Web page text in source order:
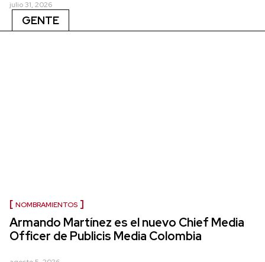
julio 31, 2026
GENTE
NOMBRAMIENTOS
Armando Martínez es el nuevo Chief Media
Officer de Publicis Media Colombia